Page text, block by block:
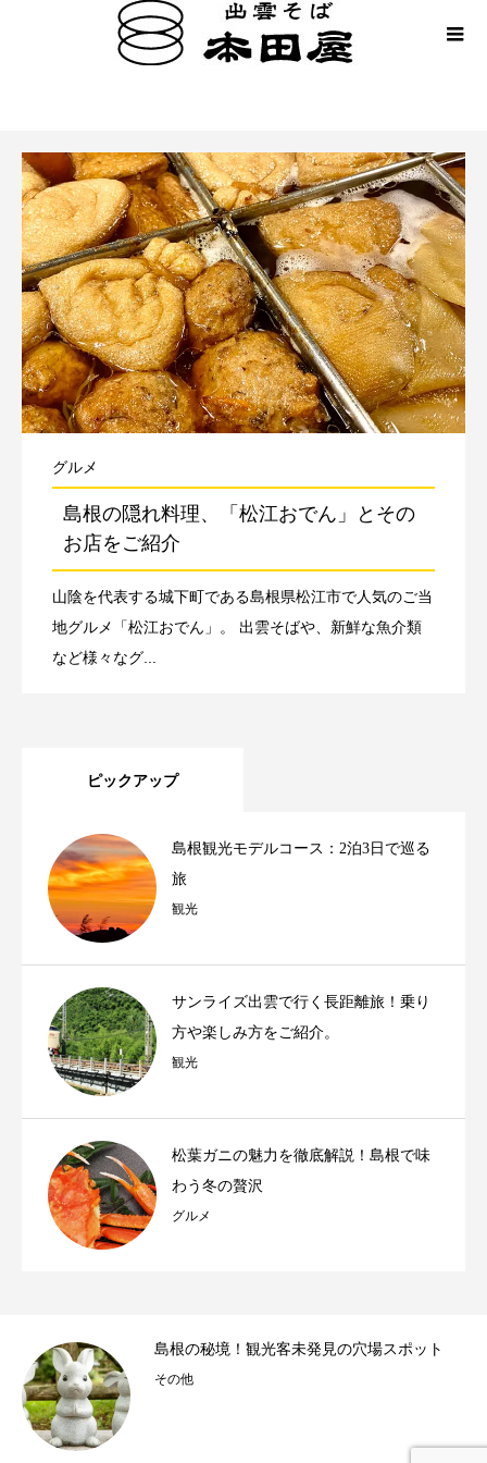
グルメ
島根の隠れ料理、「松江おでん」とその
お店をご紹介
山陰を代表する城下町である島根県松江市で人気のご当
地グルメ「松江おでん」。 出雲そばや、新鮮な魚介類
など様々なグ...
ピックアップ
島根観光モデルコース：2泊3日で巡る
旅
観光
サンライズ出雲で行く長距離旅！乗り
方や楽しみ方をご紹介。
観光
松葉ガニの魅力を徹底解説！島根で味
わう冬の贅沢
グルメ
島根の秘境！観光客未発見の穴場スポット
その他